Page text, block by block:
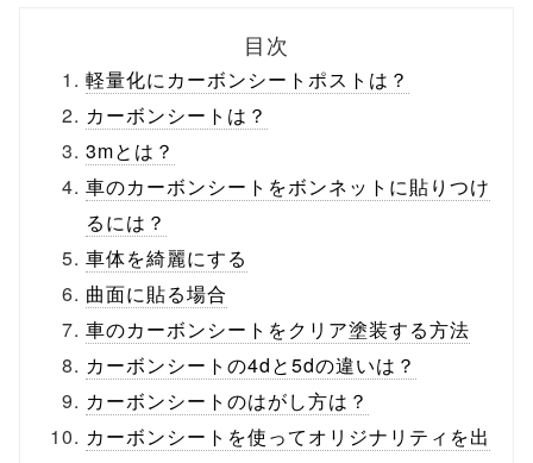
目次
軽量化にカーボンシートポストは？
カーボンシートは？
3mとは？
車のカーボンシートをボンネットに貼りつけ
るには？
車体を綺麗にする
曲面に貼る場合
車のカーボンシートをクリア塗装する方法
カーボンシートの4dと5dの違いは？
カーボンシートのはがし方は？
カーボンシートを使ってオリジナリティを出